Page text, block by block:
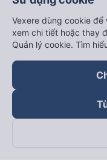
Theo dõi chúng
Vexere dùng cookie
xem chi tiết hoặc thay
Quản lý cookie. Tìm